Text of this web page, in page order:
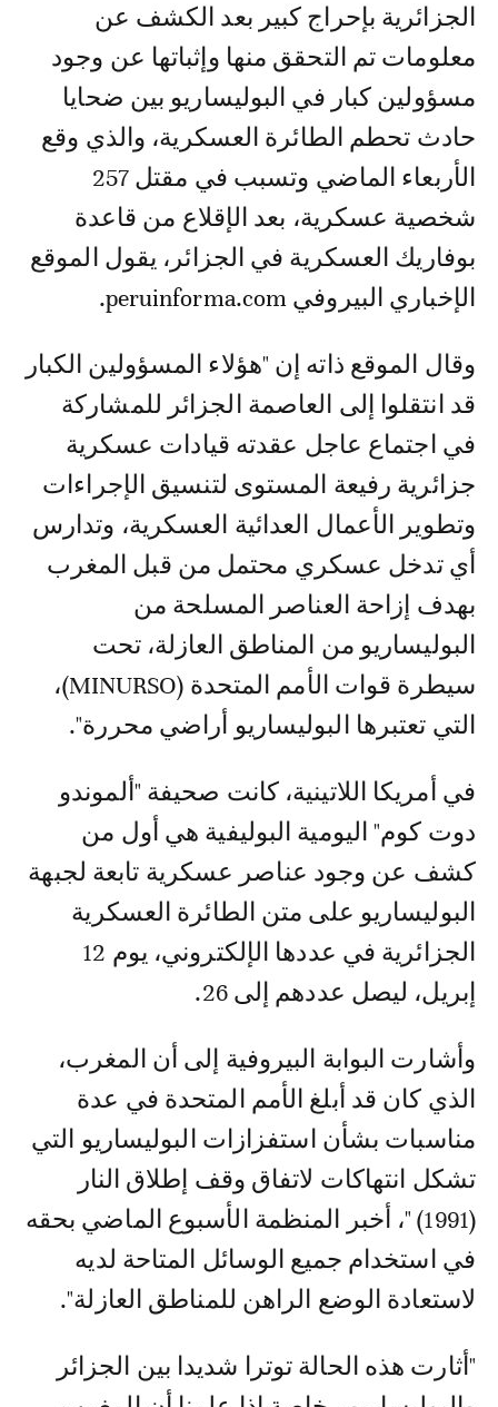
الجزائرية بإحراج كبير بعد الكشف عن
معلومات تم التحقق منها وإثباتها عن وجود
مسؤولين كبار في البوليساريو بين ضحايا
حادث تحطم الطائرة العسكرية، والذي وقع
الأربعاء الماضي وتسبب في مقتل 257
شخصية عسكرية، بعد الإقلاع من قاعدة
بوفاريك العسكرية في الجزائر، يقول الموقع
الإخباري البيروفي peruinforma.com.
وقال الموقع ذاته إن "هؤلاء المسؤولين الكبار
قد انتقلوا إلى العاصمة الجزائر للمشاركة
في اجتماع عاجل عقدته قيادات عسكرية
جزائرية رفيعة المستوى لتنسيق الإجراءات
وتطوير الأعمال العدائية العسكرية، وتدارس
أي تدخل عسكري محتمل من قبل المغرب
بهدف إزاحة العناصر المسلحة من
البوليساريو من المناطق العازلة، تحت
سيطرة قوات الأمم المتحدة (MINURSO)،
التي تعتبرها البوليساريو أراضي محررة".
في أمريكا اللاتينية، كانت صحيفة "ألموندو
دوت كوم" اليومية البوليفية هي أول من
كشف عن وجود عناصر عسكرية تابعة لجبهة
البوليساريو على متن الطائرة العسكرية
الجزائرية في عددها الإلكتروني، يوم 12
إبريل، ليصل عددهم إلى 26.
وأشارت البوابة البيروفية إلى أن المغرب،
الذي كان قد أبلغ الأمم المتحدة في عدة
مناسبات بشأن استفزازات البوليساريو التي
تشكل انتهاكات لاتفاق وقف إطلاق النار
(1991) "، أخبر المنظمة الأسبوع الماضي بحقه
في استخدام جميع الوسائل المتاحة لديه
لاستعادة الوضع الراهن للمناطق العازلة".
"أثارت هذه الحالة توترا شديدا بين الجزائر